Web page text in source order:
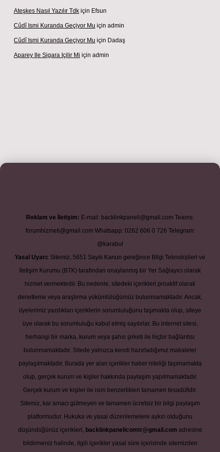
Ateşkes Nasıl Yazılır Tdk için Efsun
Cûdî Ismi Kuranda Geçiyor Mu için admin
Cûdî Ismi Kuranda Geçiyor Mu için Dadaş
Aparey Ile Sigara Içilir Mi için admin
adresibetexper.xyzm elexbet
Reklam ve İletişim: E-mail: backlinkpaneli@gmail.com Teams:
forumhizmeti@gmail.com Whatsapp: 0262 606 0 726 Telegram:
@karabul
Yasal Uyarı: Sitemiz, 5651 Sayılı Kanun gereğince Bilgi Teknolojileri ve
İletişim Kurumu (BTK) tarafından onaylanmış bir Yer Sağlayıcı olarak
hizmet vermektedir. Bu nedenle, sitedeki içerikleri proaktif olarak
denetleme veya araştırma yükümlülüğümüz bulunmamaktadır. Ancak,
üyelerimiz yazdıkları içeriklerin sorumluluğunu taşımakta olup, siteye
üye olarak bu sorumluluğu kabul etmiş sayılırlar. Bu internet sitesi,
herhangi bir marka, kurum veya şahıs şirketi ile hiçbir bağlantısı
bulunmamaktadır. Sitede yalnızca kendi hazırladığımız makaleler
paylaşılmaktadır. Burada yer alan içerikler haber niteliği taşımamakta
olup, gerçek kurum ve kişiler hakkında paylaşım yapılmamaktadır.
Gerçek kurum ve kişiler ile isim benzerlikleri tamamen tesadüfidir.
Sitemiz, kar amacı gütmeyen ve tamamen ücretsiz bir bilgi paylaşım
platformudur. Hukuka ve yasal düzenlemelere aykırı olduğunu
düşündüğünüz içerikleri, backlinkpanelicomtr@gmail.com adresine
bildirmeniz halinde, ilgili içerikler yasal süre içerisinde sitemizden